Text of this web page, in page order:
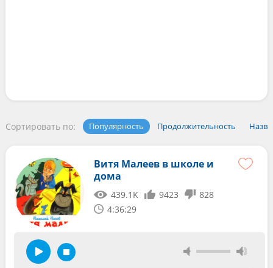
Сортировать по: Популярность Продолжительность
Витя Малеев в школе и
дома
439.1K 9423
828
4:36:29